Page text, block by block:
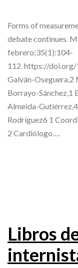
Forms of
debate continues.
febrero;35(1):104-
112. https://
Galván-Oseguera,2
Borrayo-Sánchez,1
Almeida-
Rodríguez6 1
2 Cardiólogo….
Libros